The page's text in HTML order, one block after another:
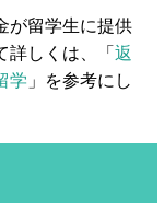
が留学生に提供
詳しくは、「返
学 」を参考にし